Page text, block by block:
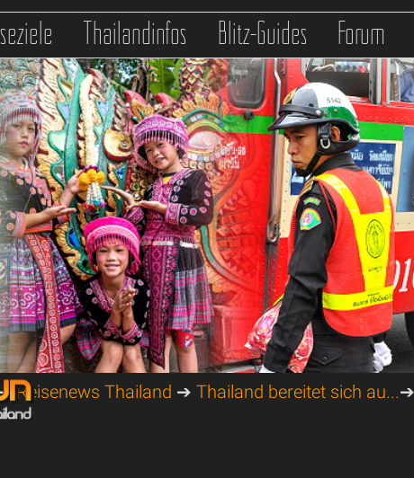
Thailandinfos Blitz-Guides Forum
Reisenews Thailand ➔Thailand bereitet sich au...➔